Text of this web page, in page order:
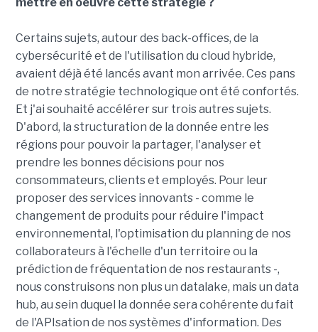
Certains sujets, autour des back-offices, de la
cybersécurité et de l'utilisation du cloud hybride,
avaient déjà été lancés avant mon arrivée. Ces pans
de notre stratégie technologique ont été confortés.
Et j'ai souhaité accélérer sur trois autres sujets.
D'abord, la structuration de la donnée entre les
régions pour pouvoir la partager, l'analyser et
prendre les bonnes décisions pour nos
consommateurs, clients et employés. Pour leur
proposer des services innovants - comme le
changement de produits pour réduire l'impact
environnemental, l'optimisation du planning de nos
collaborateurs à l'échelle d'un territoire ou la
prédiction de fréquentation de nos restaurants -,
nous construisons non plus un datalake, mais un data
hub, au sein duquel la donnée sera cohérente du fait
de l'APIsation de nos systèmes d'information. Des